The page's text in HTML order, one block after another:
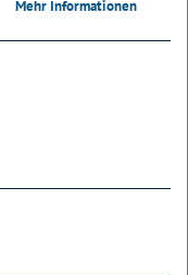
Mehr Informationen